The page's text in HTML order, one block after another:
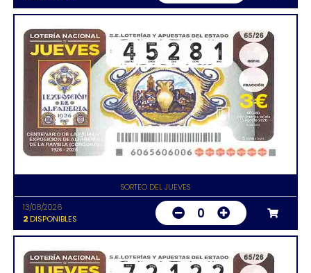
SORTEO DEL JUEVES
13/08/2026
2DISPONIBLES 0